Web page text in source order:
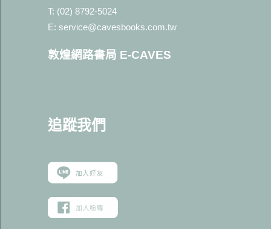
T: (02) 8792-5024
E: service@cavesbooks.com.tw
敦煌網路書局 E-CAVES
追蹤我們